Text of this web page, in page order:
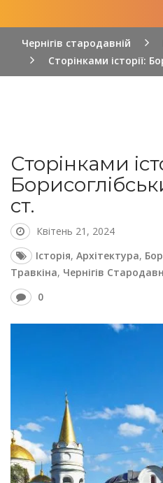
Чернігів стародавній
Сторінками історії:
Сторінками
ст.
Квітень 21, 2024
Історія, Архітектура,
Травкіна, Чернігів
0